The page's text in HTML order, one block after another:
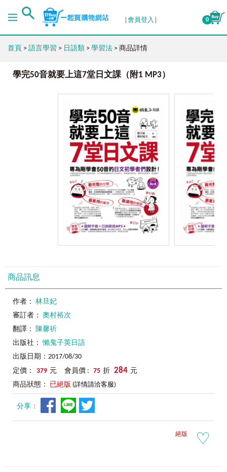
會員登入 0
首頁 > 語言學習 > 日語類 > 學習法 > 商品詳情
學完50音就要上這7堂日文課（附1 MP3）
商品訊息
作者： 林旦妃
審訂者： 奧村裕次
翻譯：
陳馨祈
出版社：懶鬼子英日語
出版日期：2017/08/30
定價：
379 元 會員價 : 75 折 284 元
商品狀態： 已絕版 (詳情請洽客服)
分享：
絕版